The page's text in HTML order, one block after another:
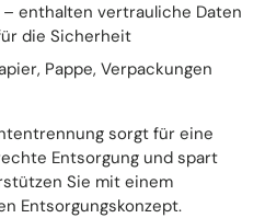
enthalten vertrauliche Daten
die Sicherheit
Pappe, Verpackungen
sorgt für eine
Entsorgung und spart
Sie mit einem
Entsorgungskonzept.